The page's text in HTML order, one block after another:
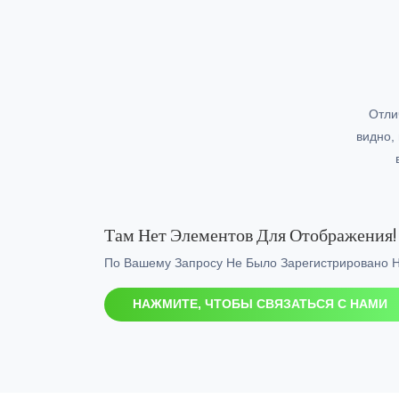
видно,
Там Нет Элементов Для Отображения!
По Вашему Запросу Не Было
НАЖМИТЕ, ЧТОБЫ СВЯЗАТЬСЯ С НАМИ